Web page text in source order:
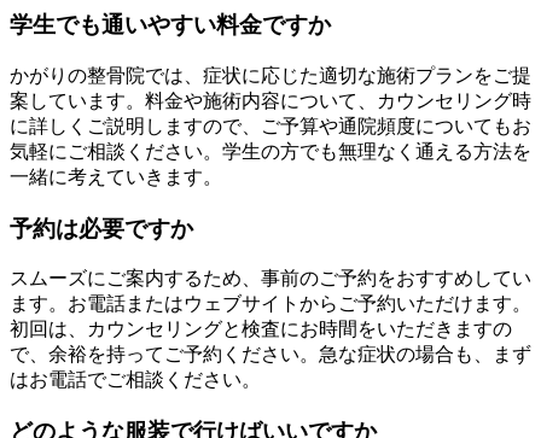
学生でも通いやすい料金ですか
かがりの整骨院では、症状に応じた適切な施術プランをご提
案しています。料金や施術内容について、カウンセリング時
に詳しくご説明しますので、ご予算や通院頻度についてもお
気軽にご相談ください。学生の方でも無理なく通える方法を
一緒に考えていきます。
予約は必要ですか
スムーズにご案内するため、事前のご予約をおすすめしてい
ます。お電話またはウェブサイトからご予約いただけます。
初回は、カウンセリングと検査にお時間をいただきますの
で、余裕を持ってご予約ください。急な症状の場合も、まず
はお電話でご相談ください。
どのような服装で行けばいいですか